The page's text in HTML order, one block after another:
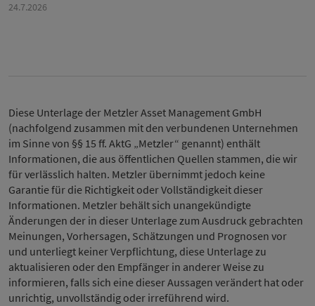
24.7.2026
Diese Unterlage der Metzler Asset Management GmbH
(nachfolgend zusammen mit den verbundenen Unternehmen
im Sinne von §§ 15 ff. AktG „Metzler“ genannt) enthält
Informationen, die aus öffentlichen Quellen stammen, die wir
für verlässlich halten. Metzler übernimmt jedoch keine
Garantie für die Richtigkeit oder Vollständigkeit dieser
Informationen. Metzler behält sich unangekündigte
Änderungen der in dieser Unterlage zum Ausdruck gebrachten
Meinungen, Vorhersagen, Schätzungen und Prognosen vor
und unterliegt keiner Verpflichtung, diese Unterlage zu
aktualisieren oder den Empfänger in anderer Weise zu
informieren, falls sich eine dieser Aussagen verändert hat oder
unrichtig, unvollständig oder irreführend wird.